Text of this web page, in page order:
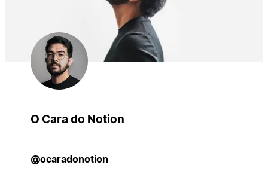
O Cara do Notion
@ocaradonotion